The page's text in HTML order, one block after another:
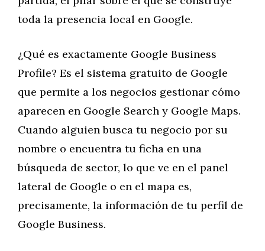
toda la presencia local en Google.
¿Qué es exactamente Google Business
Profile? Es el sistema gratuito de Google
que permite a los negocios gestionar cómo
aparecen en Google Search y Google Maps.
Cuando alguien busca tu negocio por su
nombre o encuentra tu ficha en una
búsqueda de sector, lo que ve en el panel
lateral de Google o en el mapa es,
precisamente, la información de tu perfil de
Google Business.